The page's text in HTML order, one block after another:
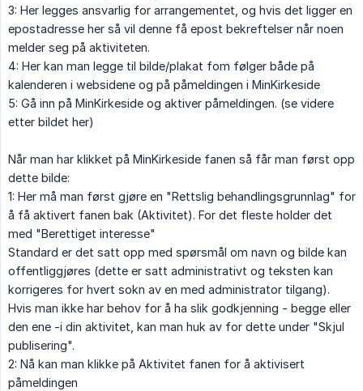
3: Her legges ansvarlig for arrangementet, og hvis det ligger en
epostadresse her så vil denne få epost bekreftelser når noen
melder seg på aktiviteten.
4: Her kan man legge til bilde/plakat fom følger både på
kalenderen i websidene og på påmeldingen i MinKirkeside
5: Gå inn på MinKirkeside og aktiver påmeldingen. (se videre
etter bildet her)
Når man har klikket på MinKirkeside fanen så får man først opp
dette bilde:
1: Her må man først gjøre en "Rettslig behandlingsgrunnlag" for
å få aktivert fanen bak (Aktivitet). For det fleste holder det
med "Berettiget interesse"
Standard er det satt opp med spørsmål om navn og bilde kan
offentliggjøres (dette er satt administrativt og teksten kan
korrigeres for hvert sokn av en med administrator tilgang).
Hvis man ikke har behov for å ha slik godkjenning - begge eller
den ene -i din aktivitet, kan man huk av for dette under "Skjul
publisering".
2: Nå kan man klikke på Aktivitet fanen for å aktivisert
påmeldingen